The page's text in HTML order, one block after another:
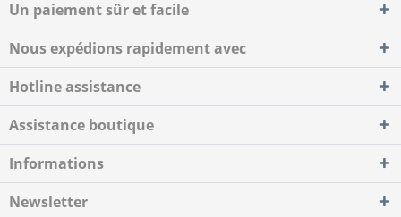
Un paiement sûr et facile
Nous expédions rapidement avec
Hotline assistance
Assistance boutique
Informations
Newsletter